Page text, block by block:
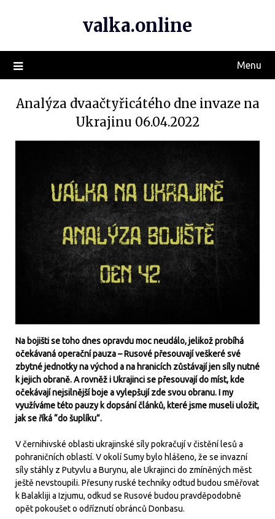
valka.online
Menu
Analýza dvaačtyřicátého dne invaze na
Ukrajinu 06.04.2022
Na bojišti se toho dnes opravdu moc neudálo, jelikož probíhá
očekávaná operační pauza – Rusové přesouvají veškeré své
zbytné jednotky na východ a na hranicích zůstávají jen síly nutné
k jejich obraně. A rovněž i Ukrajinci se přesouvají do míst, kde
očekávají nejsilnější boje a vylepšují zde svou obranu. I my
využíváme této pauzy k dopsání článků, které jsme museli uložit,
jak se říká “do šuplíku”.
V černihivské oblasti ukrajinské síly pokračují v čistění lesů a
pohraničních oblastí. V okolí Sumy bylo hlášeno, že se invazní
síly stáhly z Putyvlu a Burynu, ale Ukrajinci do zmíněných měst
ještě nevstoupili. Přesuny ruské techniky odtud budou směřovat
k Balakliji a Izjumu, odkud se Rusové budou pravděpodobně
opět pokoušet o odříznutí obránců Donbasu.